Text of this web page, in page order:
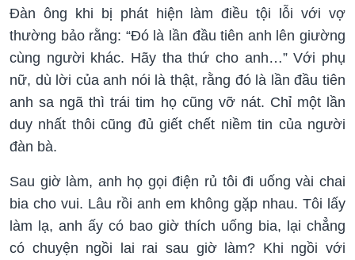
Đàn ông khi bị phát hiện làm điều tội lỗi với vợ
thường bảo rằng: “Đó là lần đầu tiên anh lên giường
cùng người khác. Hãy tha thứ cho anh…” Với phụ
nữ, dù lời của anh nói là thật, rằng đó là lần đầu tiên
anh sa ngã thì trái tim họ cũng vỡ nát. Chỉ một lần
duy nhất thôi cũng đủ giết chết niềm tin của người
đàn bà.
Sau giờ làm, anh họ gọi điện rủ tôi đi uống vài chai
bia cho vui. Lâu rồi anh em không gặp nhau. Tôi lấy
làm lạ, anh ấy có bao giờ thích uống bia, lại chẳng
có chuyện ngồi lai rai sau giờ làm? Khi ngồi với